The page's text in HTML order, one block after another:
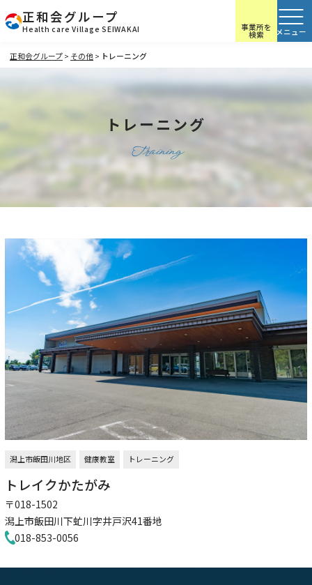
正和会グループ
Health care Village SEIWAKAI
正和会グループ> その他> トレーニング
事業所を
検索
トレーニング
Training
潟上市飯田川地区 健康教室 トレーニング
トレイクかたがみ
〒018-1502
潟上市飯田川下虻川字井戸沢41番地
018-853-0056